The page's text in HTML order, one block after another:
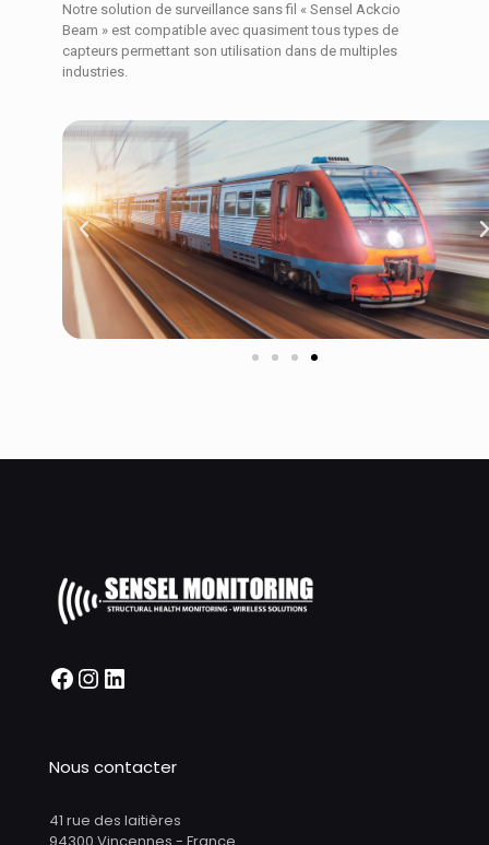
Notre solution de surveillance sans fil « Sensel Ackcio
Beam » est compatible avec quasiment tous types de
capteurs permettant son utilisation dans de multiples
industries.
Nous contacter
41 rue des laitières
94300 Vincennes - France